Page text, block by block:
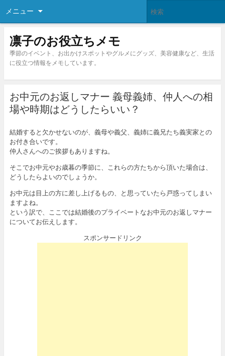
メニュー
凛子のお役立ちメモ
季節のイベント、お出かけスポットやグルメにグッズ、美容健康など、生活
に役立つ情報をメモしています。
お中元のお返しマナー 義母義姉、仲人への相
場や時期はどうしたらいい？
結婚すると欠かせないのが、義母や義父、義姉に義兄たち義実家との
お付き合いです。
仲人さんへのご挨拶もありますね。
そこでお中元やお歳暮の季節に、これらの方たちから頂いた場合は、
どうしたらよいのでしょうか。
お中元は目上の方に差し上げるもの、と思っていたら戸惑ってしまい
ますよね。
という訳で、ここでは結婚後のプライベートなお中元のお返しマナー
についてお伝えします。
スポンサードリンク